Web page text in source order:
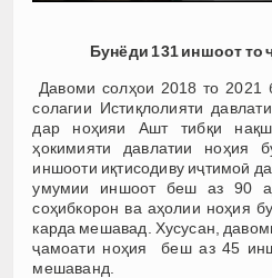
Бунёди 131 иншоот то
Давоми солҳои 2018 то 2021
солагии Истиқлолияти
дар ноҳияи Ашт тибқи
ҳокимияти давлатии ноҳия
иншооти иқтисодиву иҷтимоӣ
умумии иншоот беш аз 90
соҳибкорон ва аҳолии ноҳия
карда мешавад. Хусусан,
ҷамоати ноҳия беш аз 45
мешаванд.